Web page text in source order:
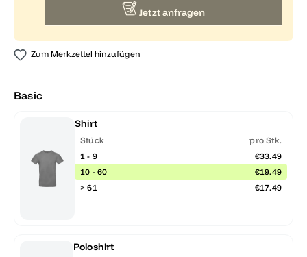
Jetzt anfragen
Zum Merkzettel hinzufügen
Basic
Shirt
Stück
pro Stk.
1 - 9
€33.49
10 - 60
€19.49
> 61
€17.49
Poloshirt